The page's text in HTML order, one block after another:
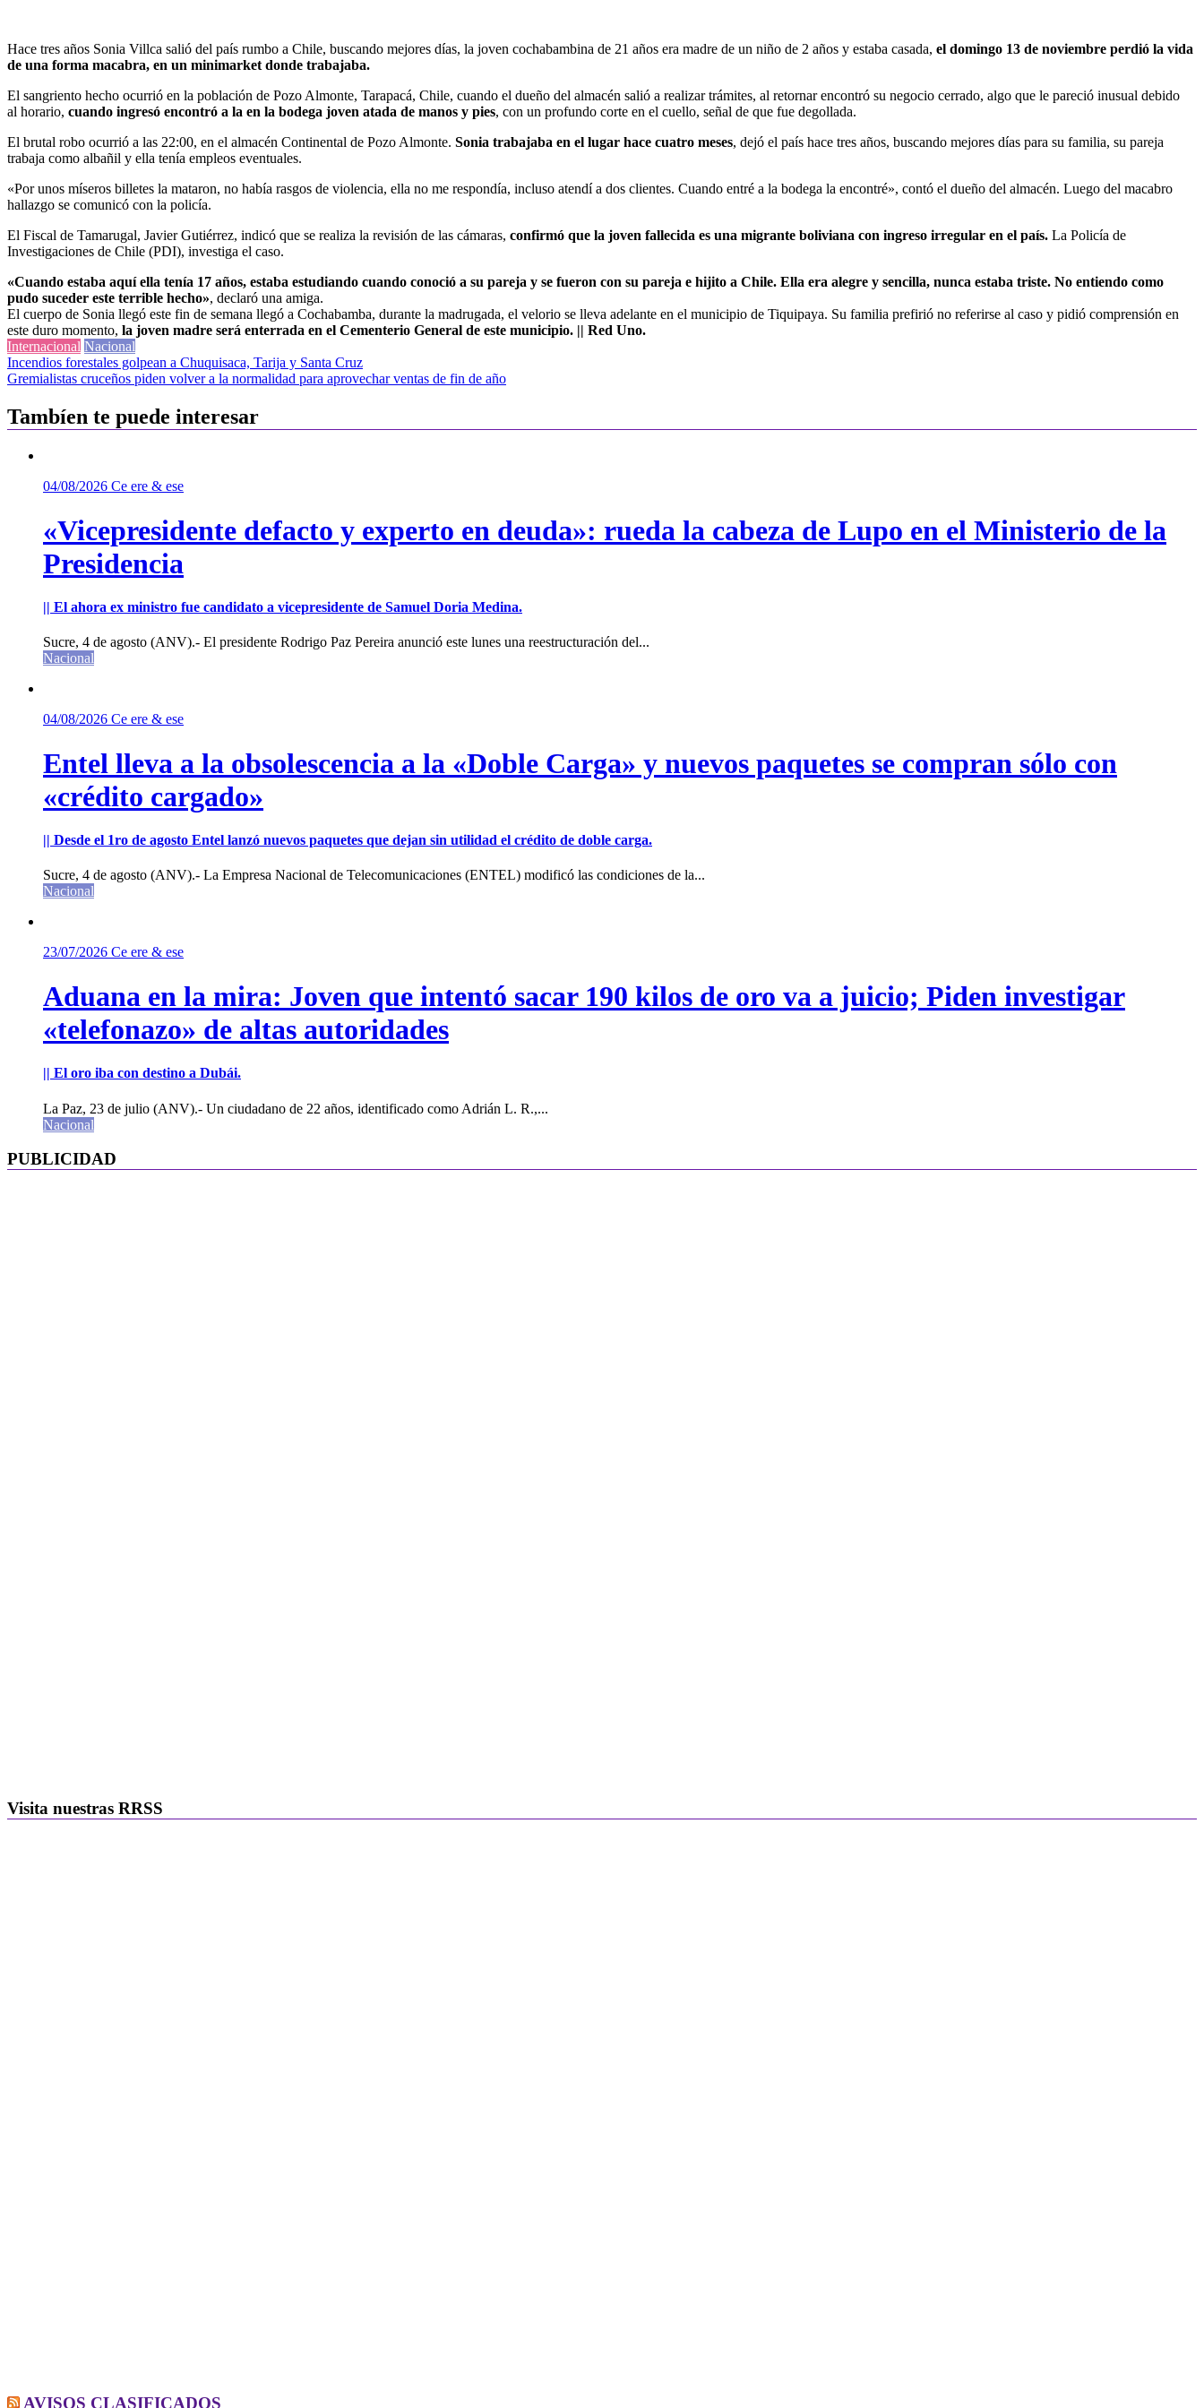
Hace tres años Sonia Villca salió del país rumbo a Chile, buscando mejores días, la joven cochabambina de 21 años era madre de un niño de 2 años y estaba casada, el domingo 13 de noviembre perdió la vida
de una forma macabra, en un minimarket donde trabajaba.
El sangriento hecho ocurrió en la población de Pozo Almonte, Tarapacá, Chile, cuando el dueño del almacén salió a realizar trámites, al retornar encontró su negocio cerrado, algo que le pareció inusual debido
al horario, cuando ingresó encontró a la en la bodega joven atada de manos y pies, con un profundo corte en el cuello, señal de que fue degollada.
El brutal robo ocurrió a las 22:00, en el almacén Continental de Pozo Almonte. Sonia trabajaba en el lugar hace cuatro meses, dejó el país hace tres años, buscando mejores días para su familia, su pareja
trabaja como albañil y ella tenía empleos eventuales.
«Por unos míseros billetes la mataron, no había rasgos de violencia, ella no me respondía, incluso atendí a dos clientes. Cuando entré a la bodega la encontré», contó el dueño del almacén. Luego del macabro
hallazgo se comunicó con la policía.
El Fiscal de Tamarugal, Javier Gutiérrez, indicó que se realiza la revisión de las cámaras, confirmó que la joven fallecida es una migrante boliviana con ingreso irregular en el país. La Policía de
Investigaciones de Chile (PDI), investiga el caso.
«Cuando estaba aquí ella tenía 17 años, estaba estudiando cuando conoció a su pareja y se fueron con su pareja e hijito a Chile. Ella era alegre y sencilla, nunca estaba triste. No entiendo como
pudo suceder este terrible hecho», declaró una amiga.
El cuerpo de Sonia llegó este fin de semana llegó a Cochabamba, durante la madrugada, el velorio se lleva adelante en el municipio de Tiquipaya. Su familia prefirió no referirse al caso y pidió comprensión en
este duro momento, la joven madre será enterrada en el Cementerio General de este municipio. || Red Uno.
Internacional Nacional
Navegación
de
entradas
Incendios forestales golpean a Chuquisaca, Tarija y Santa Cruz
Gremialistas cruceños piden volver a la normalidad para aprovechar ventas de fin de año
Tambíen te puede interesar
04/08/2026 Ce ere & ese
«Vicepresidente defacto y experto en deuda»: rueda la cabeza de Lupo en el Ministerio de la
Presidencia
|| El ahora ex ministro fue candidato a vicepresidente de Samuel Doria Medina.
Sucre, 4 de agosto (ANV).- El presidente Rodrigo Paz Pereira anunció este lunes una reestructuración del...
Nacional
04/08/2026 Ce ere & ese
Entel lleva a la obsolescencia a la «Doble Carga» y nuevos paquetes se compran sólo con
«crédito cargado»
|| Desde el 1ro de agosto Entel lanzó nuevos paquetes que dejan sin utilidad el crédito de doble carga.
Sucre, 4 de agosto (ANV).- La Empresa Nacional de Telecomunicaciones (ENTEL) modificó las condiciones de la...
Nacional
23/07/2026 Ce ere & ese
Aduana en la mira: Joven que intentó sacar 190 kilos de oro va a juicio; Piden investigar
«telefonazo» de altas autoridades
|| El oro iba con destino a Dubái.
La Paz, 23 de julio (ANV).- Un ciudadano de 22 años, identificado como Adrián L. R.,...
Nacional
PUBLICIDAD
Visita nuestras RRSS
AVISOS CLASIFICADOS